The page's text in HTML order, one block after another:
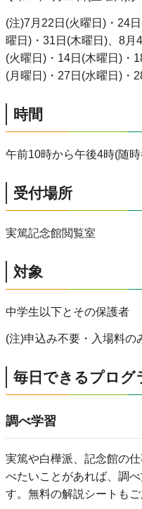
(注)7月22日(火曜日)・24
曜日)・31日(木曜日)、8月
(火曜日)・14日(木曜日)・
(月曜日)・27日(水曜日)・
時間
午前10時から午後4時(随
受付場所
実篤記念館閲覧室
対象
中学生以下とその保護者
(注)申込み不要・入場料の
毎日できるプログ
調べ学習
実篤や白樺派、記念館の
べたいことがあれば、調
す。無料の解説シートもご